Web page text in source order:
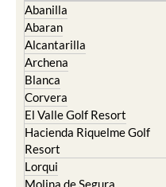
Abanilla
Abaran
Alcantarilla
Archena
Blanca
Corvera
El Valle Golf Resort
Hacienda Riquelme Golf
Resort
Lorqui
Molina de Segura